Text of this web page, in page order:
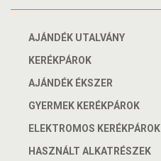
AJÁNDÉK UTALVÁNY
KERÉKPÁROK
AJÁNDÉK ÉKSZER
GYERMEK KERÉKPÁROK
ELEKTROMOS KERÉKPÁROK
HASZNÁLT ALKATRÉSZEK